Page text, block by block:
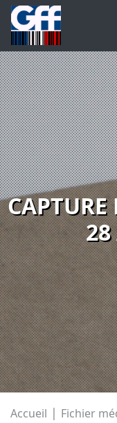
CAPTURE
28
Accueil | Fichier